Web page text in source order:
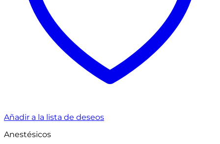
Añadir a la lista de deseos
Anestésicos